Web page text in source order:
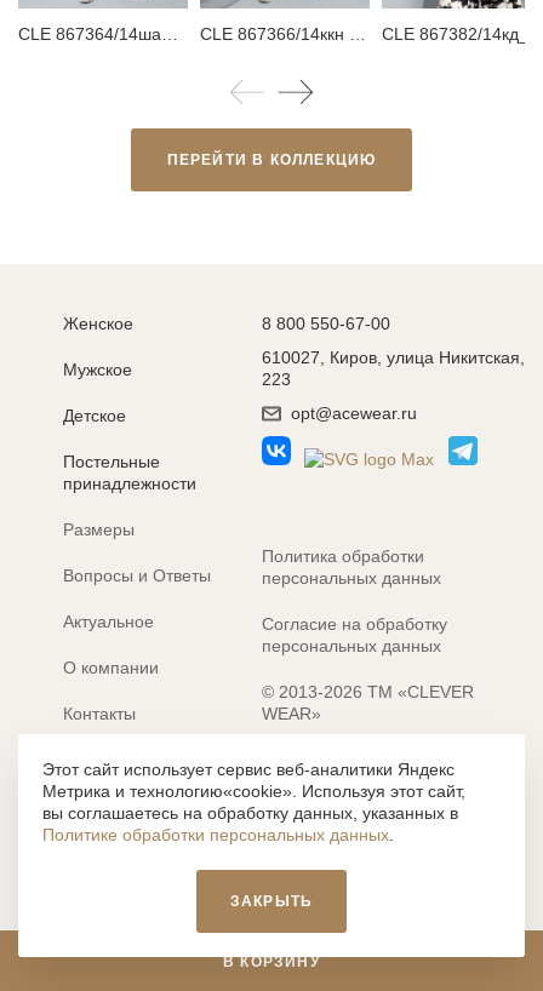
В КОРЗИНУ
ПЕРЕЙТИ В КОЛЛЕКЦИЮ
Женское
Мужское
Детское
Постельные
принадлежности
Размеры
Вопросы и Ответы
Актуальное
О компании
Контакты
Электронные каталоги
8 800 550-67-00
610027, Киров, улица Никитская,
223
opt@acewear.ru
Политика обработки
персональных данных
Согласие на обработку
персональных данных
© 2013-2026 ТМ «CLEVER
WEAR»
Разработка сайта: MACHAON
Все содержание, представленное или отраженное на сайте
https://clever-style.ru, включая, но не ограничиваясь, текстом,
графикой, фотографиями, иллюстрациями и т.д., являются
объектами авторского права, использование которых, без
письменного разрешения администрации и без активной
влечет наложение ответственности с действующим
законодательством РФ.
Этот сайт использует сервис веб-аналитики Яндекс
Метрика и технологию«cookie». Используя этот сайт,
вы соглашаетесь на обработку данных, указанных в
Политике обработки персональных данных
ЗАКРЫТЬ